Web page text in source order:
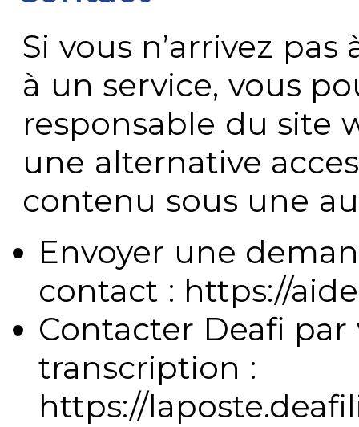
Si vous n’arrivez
à un service, vous
responsable du site
une alternative
contenu sous une
Envoyer une
contact : https://
Contacter Deafi
transcription :
https://